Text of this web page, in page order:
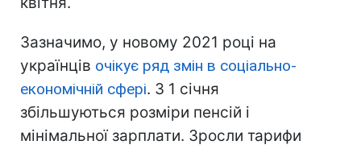
Зазначимо, у новому 2021 році на
українців очікує ряд змін в соціально-
економічній сфері. З 1 січня
збільшуються розміри пенсій і
мінімальної зарплати. Зросли тарифи